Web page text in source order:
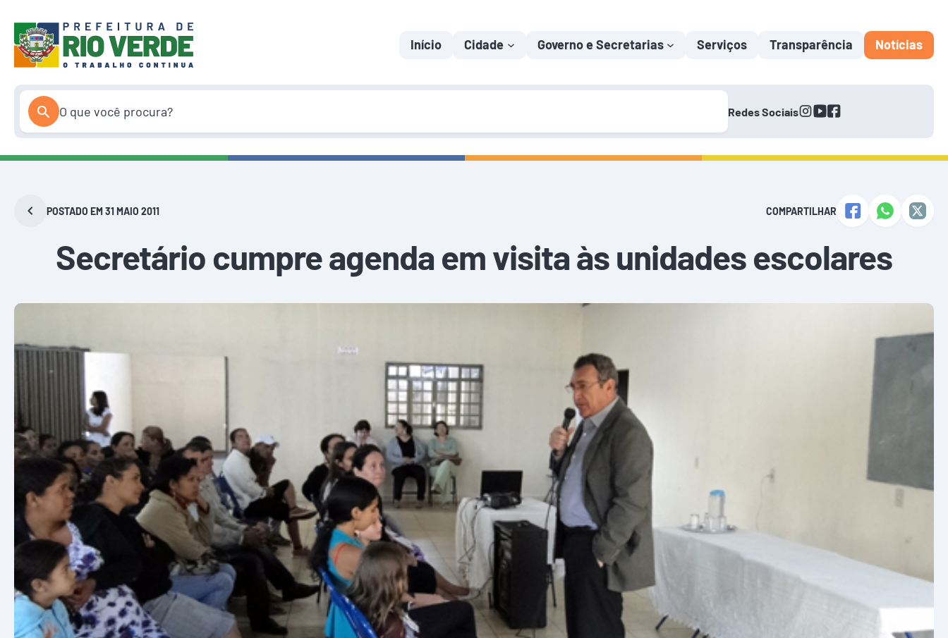
para
conteúdo
Início Cidade Governo e Secretarias Serviços Transparência Notícias
Redes Sociaisinstagram
youtube
facebook
POSTADO EM 31 MAIO 2011 COMPARTILHAR
Secretário cumpre agenda em visita às unidades escolares